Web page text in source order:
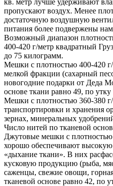
пропускают воздух. Менее
достаточную воздушную
питания более подвержены
Возможный диапазон
400-420 г/метр квадратный
до 75 килограмм.
Мешки с плотностью 400-420
мелкой фракции (сахарный
новогодние подарки от Деда
основе ткани равно 49, по утку
Мешки с плотностью 360-380
транспортировки и хранения
зернах, минеральных
Число нитей по тканевой
Джутовые мешки с
хорошо обеспечивают
«дыхание ткани». В них
кусковую продукцию (рыба,
саженцы, свежие овощи,
тканевой основе равно 42, по